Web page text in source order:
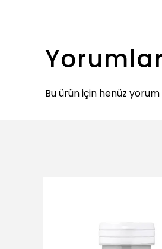
Yorumlar
Bu ürün için henüz yorum